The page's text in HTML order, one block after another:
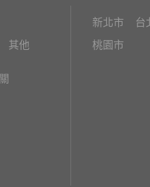
其他
新北市 台
桃園市